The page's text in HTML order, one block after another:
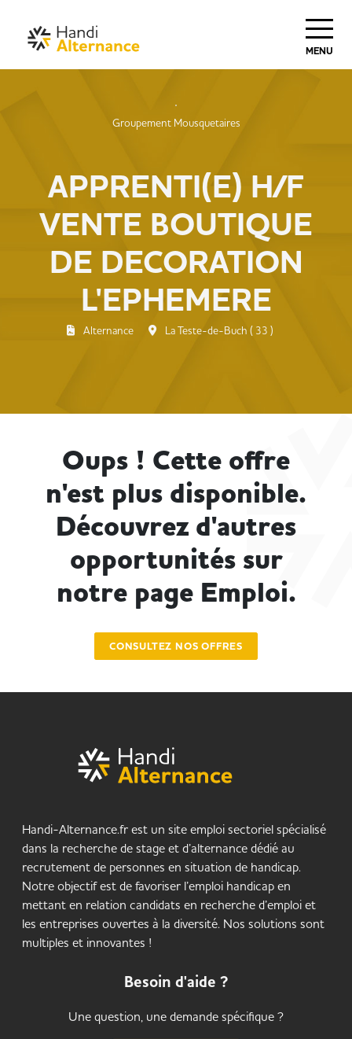
MENU
Groupement Mousquetaires
APPRENTI(E) H/F
VENTE BOUTIQUE
DE DECORATION
L'EPHEMERE
Alternance La Teste-de-Buch ( 33 )
Oups ! Cette offre
n'est plus disponible.
Découvrez d'autres
opportunités sur
notre page Emploi.
CONSULTEZ NOS OFFRES
Handi-Alternance.fr est un site emploi sectoriel spécialisé
dans la recherche de stage et d’alternance dédié au
recrutement de personnes en situation de handicap.
Notre objectif est de favoriser l’emploi handicap en
mettant en relation candidats en recherche d’emploi et
les entreprises ouvertes à la diversité. Nos solutions sont
multiples et innovantes !
Besoin d'aide ?
Une question, une demande spécifique ?